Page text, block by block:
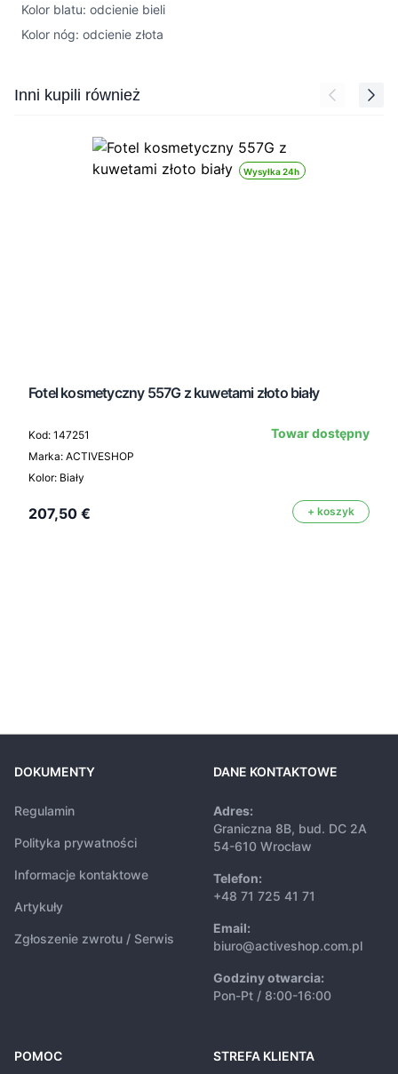
Kolor blatu: odcienie bieli
Kolor nóg: odcienie złota
Press to skip carousel
Inni kupili również
Wysyłka 24h
Fotel kosmetyczny 557G z kuwetami złoto biały
Kod: 147251
Marka: ACTIVESHOP
Kolor: Biały
Towar dostępny
207,50 € + koszyk
DOKUMENTY
Regulamin
Polityka prywatności
Informacje kontaktowe
Artykuły
Zgłoszenie zwrotu / Serwis
DANE KONTAKTOWE
Adres:
Graniczna 8B, bud. DC 2A
54-610 Wrocław
Telefon:
+48 71 725 41 71
Email:
biuro@activeshop.com.pl
Godziny otwarcia:
Pon-Pt / 8:00-16:00
POMOC STREFA KLIENTA